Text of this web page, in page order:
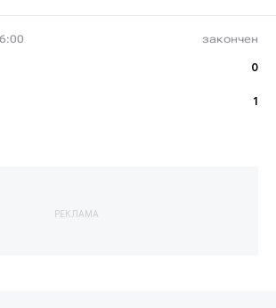
закончен
0
1
РЕКЛАМА